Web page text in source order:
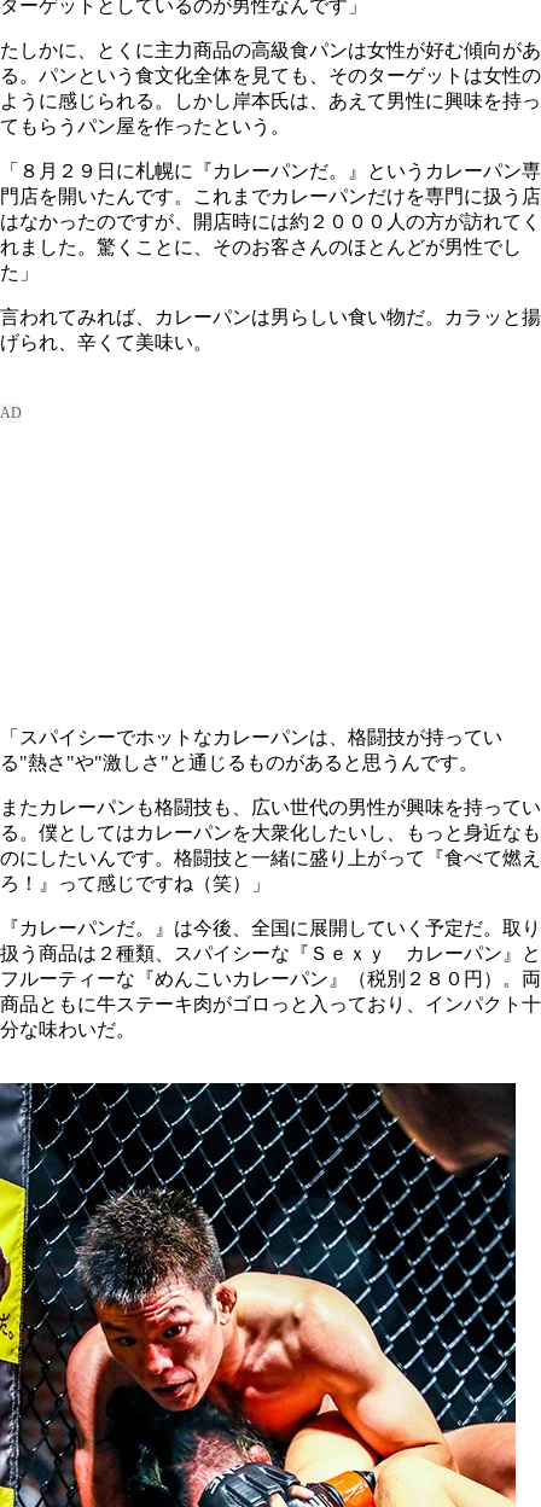
ターゲットとしているのが男性なんです」
たしかに、とくに主力商品の高級食パンは女性が好む傾向があ
る。パンという食文化全体を見ても、そのターゲットは女性の
ように感じられる。しかし岸本氏は、あえて男性に興味を持っ
てもらうパン屋を作ったという。
「８月２９日に札幌に『カレーパンだ。』というカレーパン専
門店を開いたんです。これまでカレーパンだけを専門に扱う店
はなかったのですが、開店時には約２０００人の方が訪れてく
れました。驚くことに、そのお客さんのほとんどが男性でし
た」
言われてみれば、カレーパンは男らしい食い物だ。カラッと揚
げられ、辛くて美味い。
「スパイシーでホットなカレーパンは、格闘技が持ってい
る"熱さ"や"激しさ"と通じるものがあると思うんです。
またカレーパンも格闘技も、広い世代の男性が興味を持ってい
る。僕としてはカレーパンを大衆化したいし、もっと身近なも
のにしたいんです。格闘技と一緒に盛り上がって『食べて燃え
ろ！』って感じですね（笑）」
『カレーパンだ。』は今後、全国に展開していく予定だ。取り
扱う商品は２種類、スパイシーな『Ｓｅｘｙ カレーパン』と
フルーティーな『めんこいカレーパン』（税別２８０円）。両
商品ともに牛ステーキ肉がゴロっと入っており、インパクト十
分な味わいだ。